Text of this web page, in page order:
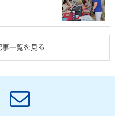
事一覧を見る